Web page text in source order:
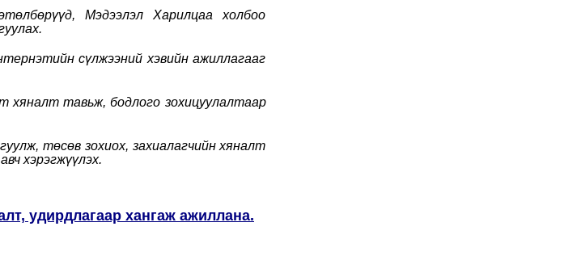
Мэдээлэл Харилцаа холбоо
сүлжээний хэвийн ажиллагааг
хяналт тавьж, бодлого зохицуулалтаар
төсөв зохиох, захиалагчийн хяналт
хэрэгжүүлэх.
удирдлагаар хангаж ажиллана.